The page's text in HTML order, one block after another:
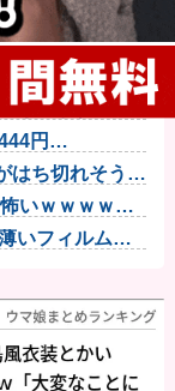
出費ｗｗｗｗ
とてもムリよ
ちいかわの画
円
はち切れそうな
いｗｗｗｗｗ
いフィルムっ